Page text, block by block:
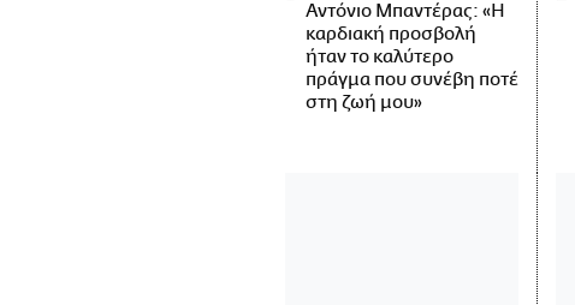
Αντόνιο Μπαντέρας: «Η
καρδιακή προσβολή
ήταν το καλύτερο
πράγμα που συνέβη ποτέ
στη ζωή μου»